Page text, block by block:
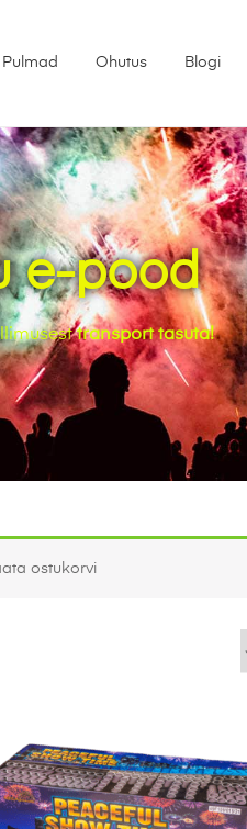
Pulmad Ohutus Blogi
e-pood
transport tasuta!
ostukorvi